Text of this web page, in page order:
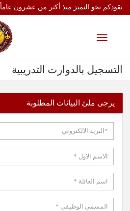
نقودكم نحو التميز منذ أكثر من عشرون عاماً
Toggle
التسجيل بالدوارت التدريبية
يرجى ملئ البيانات المطلوبة